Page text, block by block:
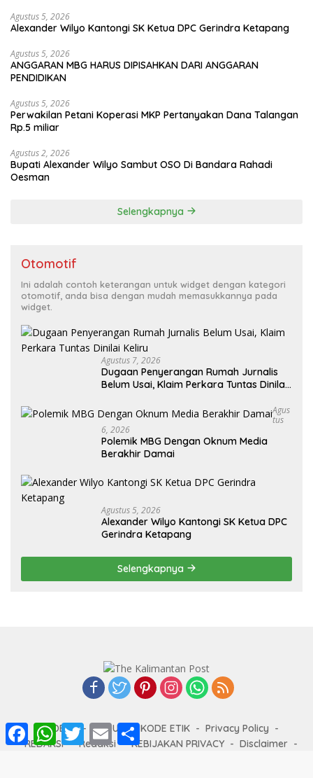
Agustus 5, 2026
Alexander Wilyo Kantongi SK Ketua DPC Gerindra Ketapang
Agustus 5, 2026
ANGGARAN MBG HARUS DIPISAHKAN DARI ANGGARAN
PENDIDIKAN
Agustus 5, 2026
Perwakilan Petani Koperasi MKP Pertanyakan Dana Talangan
Rp.5 miliar
Agustus 2, 2026
Bupati Alexander Wilyo Sambut OSO Di Bandara Rahadi
Oesman
Selengkapnya
Otomotif
Ini adalah contoh keterangan untuk widget dengan kategori
otomotif, anda bisa dengan mudah memasukkannya pada
widget.
Agustus 7, 2026
Dugaan Penyerangan Rumah Jurnalis
Belum Usai, Klaim Perkara Tuntas Dinilai
Agus
Tus
6, 2026
Polemik MBG Dengan Oknum Media
Berakhir Damai
Agustus 5, 2026
Alexander Wilyo Kantongi SK Ketua DPC
Gerindra Ketapang
Selengkapnya
INDEKS ABOUT KODE ETIK
Privacy Policy
REDAKSI
Redaksi KEBIJAKAN PRIVACY
Disclaimer
a
c
W
h
a
T
w
i
E
m
a
S
h
a